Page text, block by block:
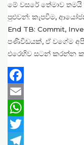
මේ වසරේ තේමාව
පුළුවන්: කැපවීම,
End TB: Commit,
පණිවිඩයක්, ඒ වගේම
එරෙහිව සටන් කරන්න
Facebook
Email
WhatsApp
Twitter